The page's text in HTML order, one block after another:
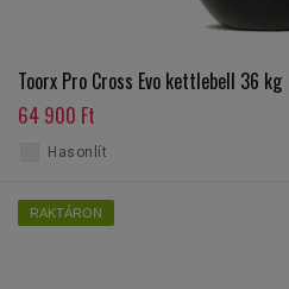
Toorx Pro Cross Evo kettlebell 36 kg
64 900 Ft
Hasonlít
RAKTÁRON